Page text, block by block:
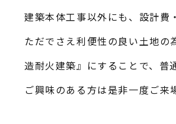
建築本体工事以外にも、設計費
ただでさえ利便性の良い土地
造耐火建築』にすることで、普
ご興味のある方は是非一度ご来